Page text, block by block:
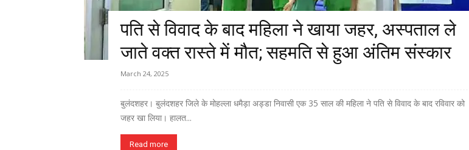
पति से विवाद के बाद महिला ने खाया जहर, अस्पताल ले
जाते वक्त रास्ते में मौत; सहमति से हुआ अंतिम संस्कार
March 24, 2025
बुलंदशहर। बुलंदशहर जिले के मोहल्ला धमैड़ा अड्डा निवासी एक 35 साल की महिला ने पति से विवाद के बाद रविवार को
जहर खा लिया। हालत...
Read more